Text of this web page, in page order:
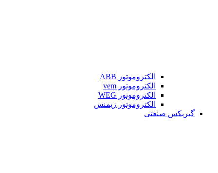
الکتروموتور ABB
الکتروموتور vem
الکتروموتور WEG
الکتروموتور زیمنس
گیربکس صنعتی